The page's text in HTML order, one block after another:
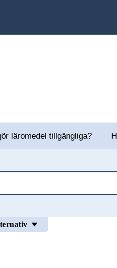
läromedel tillgängliga?